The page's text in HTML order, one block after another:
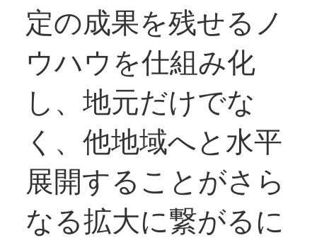
定の成果を残せるノ
ウハウを仕組み化
し、地元だけでな
く、他地域へと水平
展開することがさら
なる拡大に繋がるに